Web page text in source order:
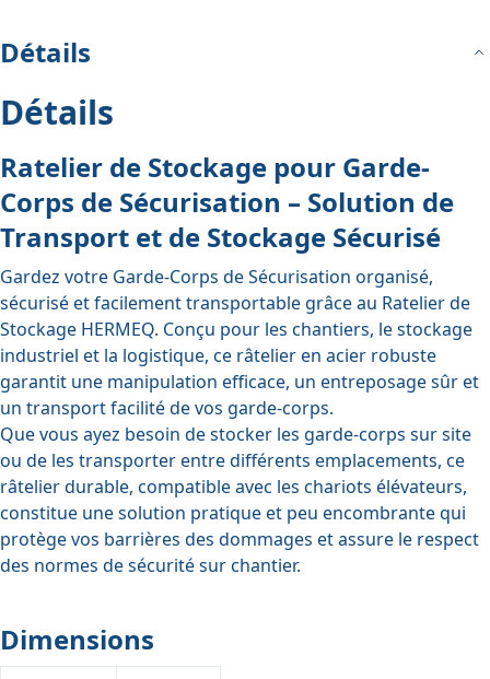
Détails
Détails
Ratelier de Stockage pour Garde-
Corps de Sécurisation – Solution de
Transport et de Stockage Sécurisé
Gardez votre Garde-Corps de Sécurisation organisé,
sécurisé et facilement transportable grâce au Ratelier de
Stockage HERMEQ. Conçu pour les chantiers, le stockage
industriel et la logistique, ce râtelier en acier robuste
garantit une manipulation efficace, un entreposage sûr et
un transport facilité de vos garde-corps.
Que vous ayez besoin de stocker les garde-corps sur site
ou de les transporter entre différents emplacements, ce
râtelier durable, compatible avec les chariots élévateurs,
constitue une solution pratique et peu encombrante qui
protège vos barrières des dommages et assure le respect
des normes de sécurité sur chantier.
Dimensions